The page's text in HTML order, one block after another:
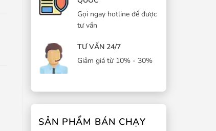
Gọi ngay hotline để được
tư vấn
TƯ VẤN 24/7
Giảm giá từ 10% - 30%
SẢN PHẨM BÁN CHẠY